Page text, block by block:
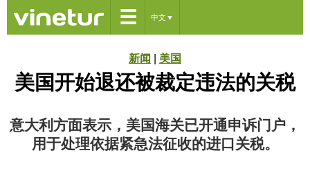
☰ 中文 ▼
新闻 美国
美国开始退还被裁定违法的关税
意大利方面表示，美国海关已开通申诉门户，
用于处理依据紧急法征收的进口关税。